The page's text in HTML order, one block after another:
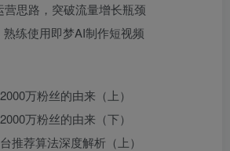
思路，突破流量增长瓶颈
练使用即梦AI制作短视频
万粉丝的由来（上）
万粉丝的由来（下）
推荐算法深度解析（上）